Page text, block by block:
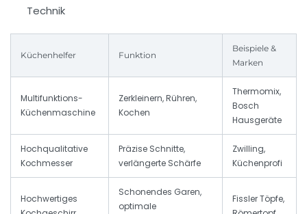
Technik
Küchenhelfer Funktion
Beispiele &
Marken
Multifunktions-
Küchenmaschine
Zerkleinern, Rühren,
Kochen
Thermomix,
Bosch
Hausgeräte
Hochqualitative
Kochmesser
Präzise Schnitte,
verlängerte Schärfe
Zwilling,
Küchenprofi
Hochwertiges
Schonendes Garen,
optimale
Fissler Töpfe,